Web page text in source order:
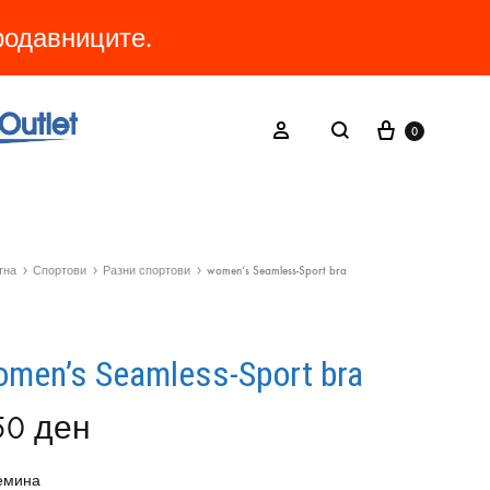
Sign inSearch Cart
0
Спортови Разни спортови women’s Seamless-Sport bra
Seamless-Sport bra
ден